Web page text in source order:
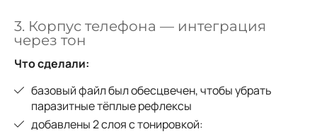
3. Корпус телефона — интеграция
через тон
Что сделали:
базовый файл был обесцвечен, чтобы убрать
паразитные тёплые рефлексы
добавлены 2 слоя с тонировкой: